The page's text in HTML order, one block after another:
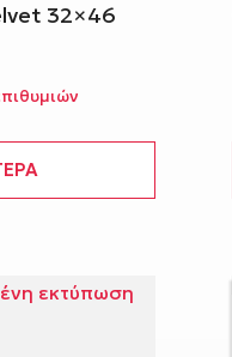
32×46